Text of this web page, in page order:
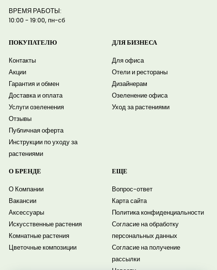
ВРЕМЯ РАБОТЫ:
10:00 - 19:00, пн-сб
ПОКУПАТЕЛЮ
Контакты
Акции
Гарантия и обмен
Доставка и оплата
Услуги озеленения
Отзывы
Публичная оферта
Инструкции по уходу за
растениями
ДЛЯ БИЗНЕСА
Для офиса
Отели и рестораны
Дизайнерам
Озеленение офиса
Уход за растениями
О БРЕНДЕ
О Компании
Вакансии
Аксессуары
Искусственные растения
Комнатные растения
Цветочные композиции
ЕЩЕ
Вопрос-ответ
Карта сайта
Политика конфиденциальности
Согласие на обработку
персональных данных
Согласие на получение
рассылки